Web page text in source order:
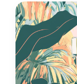
que vous n'utilisez
personnelles